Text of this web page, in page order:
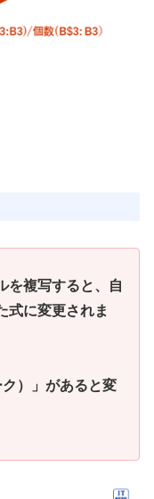
を複写すると、自
式に変更されま
）」があると変